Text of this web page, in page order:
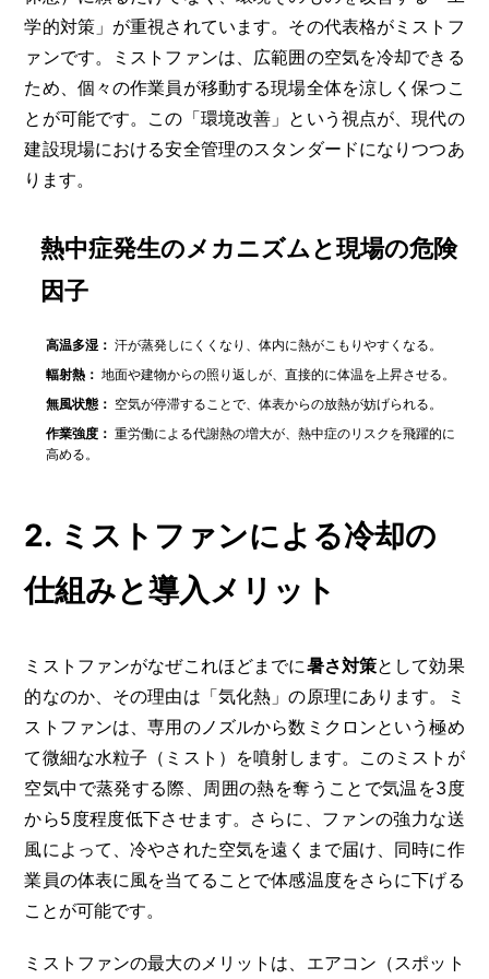
学的対策」が重視されています。その代表格がミストフ
ァンです。ミストファンは、広範囲の空気を冷却できる
ため、個々の作業員が移動する現場全体を涼しく保つこ
とが可能です。この「環境改善」という視点が、現代の
建設現場における安全管理のスタンダードになりつつあ
ります。
熱中症発生のメカニズムと現場の危険
因子
高温多湿： 汗が蒸発しにくくなり、体内に熱がこもりやすくなる。
輻射熱： 地面や建物からの照り返しが、直接的に体温を上昇させる。
無風状態： 空気が停滞することで、体表からの放熱が妨げられる。
作業強度： 重労働による代謝熱の増大が、熱中症のリスクを飛躍的に
高める。
2. ミストファンによる冷却の
仕組みと導入メリット
ミストファンがなぜこれほどまでに暑さ対策として効果
的なのか、その理由は「気化熱」の原理にあります。ミ
ストファンは、専用のノズルから数ミクロンという極め
て微細な水粒子（ミスト）を噴射します。このミストが
空気中で蒸発する際、周囲の熱を奪うことで気温を3度
から5度程度低下させます。さらに、ファンの強力な送
風によって、冷やされた空気を遠くまで届け、同時に作
業員の体表に風を当てることで体感温度をさらに下げる
ことが可能です。
ミストファンの最大のメリットは、エアコン（スポット